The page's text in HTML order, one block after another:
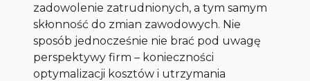
zadowolenie zatrudnionych, a tym samym
skłonność do zmian zawodowych. Nie
sposób jednocześnie nie brać pod uwagę
perspektywy firm – konieczności
optymalizacji kosztów i utrzymania